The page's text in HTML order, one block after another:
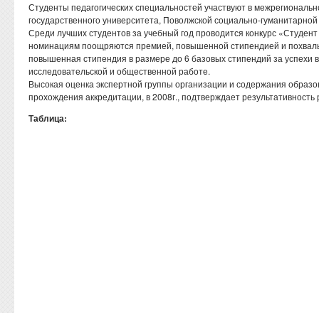
Студенты педагогических специальностей участвуют в
государственного университета, Поволжской социально-
Среди лучших студентов за учебный год проводится конкурс
номинациям поощряются премией, повышенной стипендией и
повышенная стипендия в размере до 6 базовых стипендий за успехи
исследовательской и общественной работе.
Высокая оценка экспертной группы организации и содержания
прохождения аккредитации, в 2008г., подтверждает результативность
Таблица: